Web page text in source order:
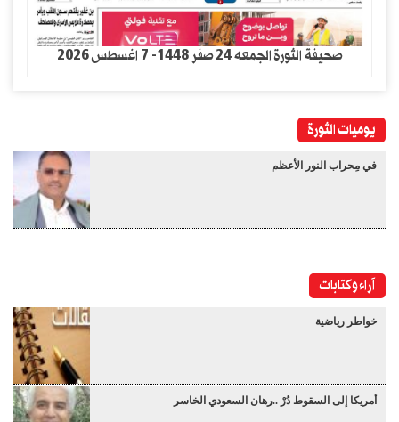
صحيفة الثورة الجمعه 24 صفر 1448- 7 اغسطس 2026
يوميات الثورة
في مِحراب النور الأعظم
آراء وكتابات
خواطر رياضية
أمريكا إلى السقوط دُرْ ..رهان السعودي الخاسر